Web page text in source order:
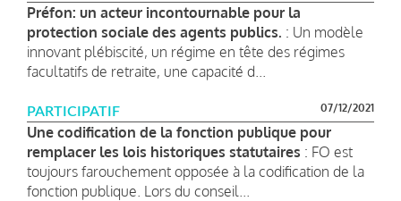
Préfon: un acteur incontournable pour la
protection sociale des agents publics. : Un modèle
innovant plébiscité, un régime en tête des régimes
facultatifs de retraite, une capacité d...
PARTICIPATIF 07/12/2021
Une codification de la fonction publique pour
remplacer les lois historiques statutaires : FO est
toujours farouchement opposée à la codification de la
fonction publique. Lors du conseil...